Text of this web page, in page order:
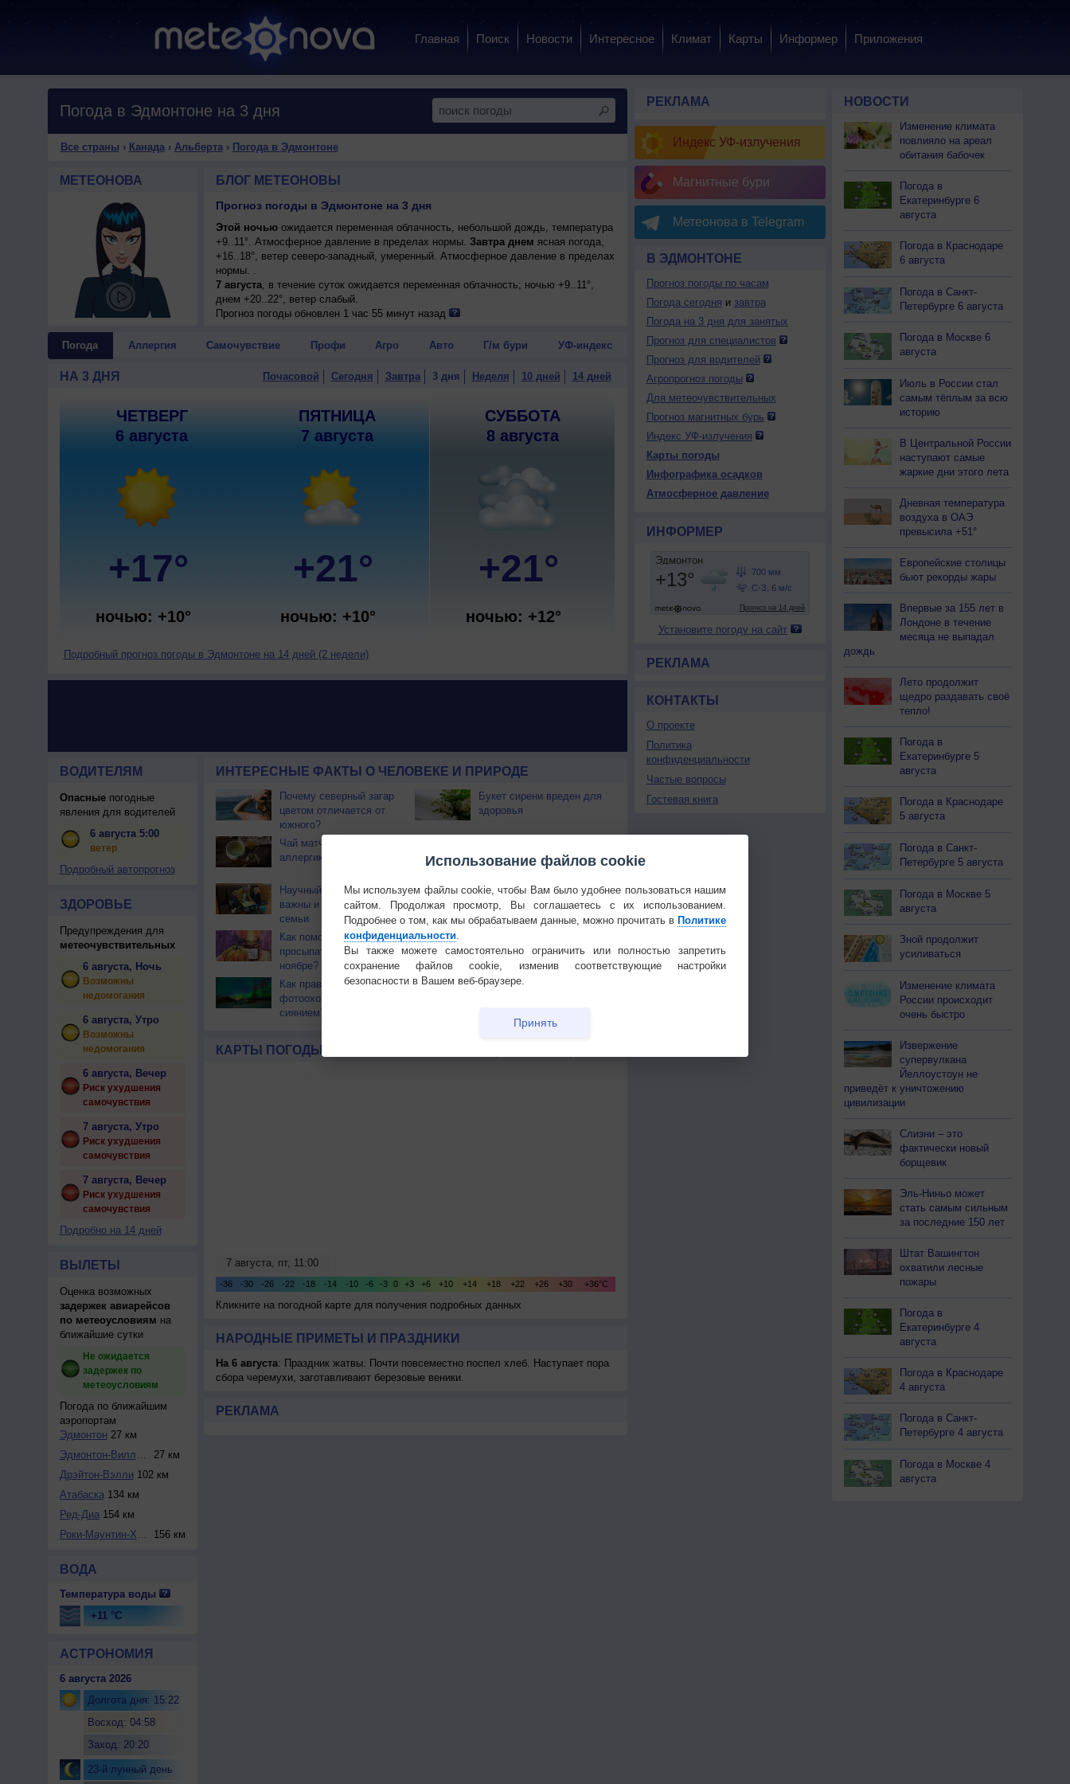
Главная Поиск Новости Интересное Климат Карты Информер Приложения
Погода в Эдмонтоне на 3 дня
Все страны › Канада› Альберта› Погода в Эдмонтоне
МЕТЕОНОВА БЛОГ МЕТЕОНОВЫ
Прогноз погоды в Эдмонтоне на 3 дня
Этой ночьюожидается переменная облачность, небольшой дождь, температура
+9..11°. Атмосферное давление в пределах нормы. Завтра днем ясная погода,
+16..18°, ветер северо-западный, умеренный. Атмосферное давление в пределах
нормы. .
7 августа, в течение суток ожидается переменная облачность; ночью +9..11°,
днем +20..22°, ветер слабый.
Прогноз погоды обновлен 1 час 55 минут назад
Погода Аллергия Самочувствие Профи Агро Авто Г/м бури УФ-индекс
НА 3 ДНЯ Почасовой Сегодня Завтра 3 дня Неделя 10 дней 14 дней
ЧЕТВЕРГ
6 августа
+17°
ночью: +10°
ПЯТНИЦА
7 августа
+21°
ночью: +10°
СУББОТА
8 августа
+21°
ночью: +12°
Подробный прогноз погоды в Эдмонтоне на 14 дней (2 недели)
ВОДИТЕЛЯМ
Опасныепогодные
явления для водителей
6 августа 5:00
ветер
Подробный автопрогноз
ЗДОРОВЬЕ
Предупреждения для
метеочувствительных
6 августа, Ночь
Возможны
недомогания
6 августа, Утро
Возможны
недомогания
6 августа, Вечер
Риск ухудшения
самочувствия
7 августа, Утро
Риск ухудшения
самочувствия
7 августа, Вечер
Риск ухудшения
самочувствия
Подробно на 14 дней
ВЫЛЕТЫ
Оценка возможных
задержек авиарейсов
по метеоусловиям на
ближайшие сутки
Не ожидается
задержек по
метеоусловиям
Погода по ближайшим
аэропортам
Эдмонтон 27 км
Эдмонтон-Вилленюв
27 км
Дрэйтон-Вэлли 102 км
Атабаска134 км
Ред-Диа154 км
Роки-Маунтин-Хаус
156 км
ВОДА
Температура воды
+11 °C
АСТРОНОМИЯ
6 августа 2026
Долгота дня: 15:22
Восход: 04:58
Заход: 20:20
23-й лунный день
ИНТЕРЕСНЫЕ ФАКТЫ О ЧЕЛОВЕКЕ И ПРИРОДЕ
Почему северный загар
цветом отличается от
южного?
Букет сирени вреден для
здоровья
Чай матча может помочь
аллергикам
Научный факт: бабушки
важны и полезны для
семьи
Опасно ли разговаривать
по смартфону во время
грозы?
Как помочь себе
просыпаться в пасмурном
ноябре?
Как правильно вести
фотоохоту за северным
сиянием?
Успех и богатство - в
КАРТЫ ПОГОДЫ
Кликните на погодной карте для получения подробных данных
НАРОДНЫЕ ПРИМЕТЫ И ПРАЗДНИКИ
На 6 августа: Праздник жатвы. Почти повсеместно поспел хлеб. Наступает пора
сбора черемухи, заготавливают березовые веники.
РЕКЛАМА
РЕКЛАМА
Индекс УФ-излучения
Магнитные бури
Метеонова в Telegram
В ЭДМОНТОНЕ
Прогноз погоды по часам
Погода сегодня и завтра
Погода на 3 дня для занятых
Прогноз для специалистов
Прогноз для водителей
Агропрогноз погоды
Для метеочувствительных
Прогноз магнитных бурь
Индекс УФ-излучения
Карты погоды
Инфографика осадков
Атмосферное давление
ИНФОРМЕР
Установите погоду на сайт
РЕКЛАМА
КОНТАКТЫ
О проекте
Политика
конфиденциальности
Частые вопросы
Гостевая книга
НОВОСТИ
Изменение климата
повлияло на ареал
обитания бабочек
Погода в
Екатеринбурге 6
августа
Погода в Краснодаре
6 августа
Погода в Санкт-
Петербурге 6 августа
Погода в Москве 6
августа
Июль в России стал
самым тёплым за всю
историю
В Центральной России
наступают самые
жаркие дни этого лета
Дневная температура
воздуха в ОАЭ
превысила +51°
Европейские столицы
бьют рекорды жары
Впервые за 155 лет в
Лондоне в течение
месяца не выпадал
дождь
Лето продолжит
щедро раздавать своё
тепло!
Погода в
Екатеринбурге 5
августа
Погода в Краснодаре
5 августа
Погода в Санкт-
Петербурге 5 августа
Погода в Москве 5
августа
Зной продолжит
усиливаться
Изменение климата
России происходит
очень быстро
Извержение
супервулкана
Йеллоустоун не
приведёт к уничтожению
цивилизации
Слизни – это
фактически новый
борщевик
Эль-Ниньо может
стать самым сильным
за последние 150 лет
Штат Вашингтон
охватили лесные
пожары
Погода в
Екатеринбурге 4
августа
Погода в Краснодаре
4 августа
Погода в Санкт-
Петербурге 4 августа
Погода в Москве 4
августа
Использование файлов cookie
Мы используем файлы cookie, чтобы Вам было удобнее пользоваться нашим
сайтом. Продолжая просмотр, Вы соглашаетесь с их использованием.
Подробнее о том, как мы обрабатываем данные, можно прочитать в Политике
конфиденциальности.
Вы также можете самостоятельно ограничить или полностью запретить
сохранение файлов cookie, изменив соответствующие настройки
безопасности в Вашем веб-браузере.
Принять